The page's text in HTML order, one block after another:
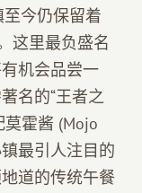
至今仍保留着
这里最负盛名
机会品尝一
名的“王者之
莫霍酱 (Mojo
最引人注目的
道的传统午餐